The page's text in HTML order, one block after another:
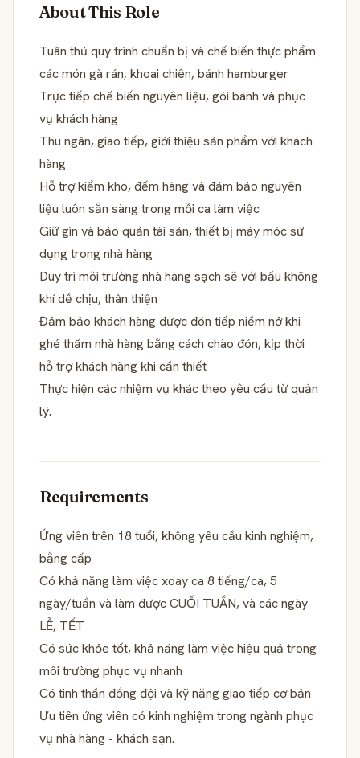
About This Role
Tuân thủ quy trình chuẩn bị và chế biến thực phẩm
các món gà rán, khoai chiên, bánh hamburger
Trực tiếp chế biến nguyên liệu, gói bánh và phục
vụ khách hàng
Thu ngân, giao tiếp, giới thiệu sản phẩm với khách
hàng
Hỗ trợ kiểm kho, đếm hàng và đảm bảo nguyên
liệu luôn sẵn sàng trong mỗi ca làm việc
Giữ gìn và bảo quản tài sản, thiết bị máy móc sử
dụng trong nhà hàng
Duy trì môi trường nhà hàng sạch sẽ với bầu không
khí dễ chịu, thân thiện
Đảm bảo khách hàng được đón tiếp niềm nở khi
ghé thăm nhà hàng bằng cách chào đón, kịp thời
hỗ trợ khách hàng khi cần thiết
Thực hiện các nhiệm vụ khác theo yêu cầu từ quản
lý.
Requirements
Ứng viên trên 18 tuổi, không yêu cầu kinh nghiệm,
bằng cấp
Có khả năng làm việc xoay ca 8 tiếng/ca, 5
ngày/tuần và làm được CUỐI TUẦN, và các ngày
LỄ, TẾT
Có sức khỏe tốt, khả năng làm việc hiệu quả trong
môi trường phục vụ nhanh
Có tinh thần đồng đội và kỹ năng giao tiếp cơ bản
Ưu tiên ứng viên có kinh nghiệm trong ngành phục
vụ nhà hàng - khách sạn.